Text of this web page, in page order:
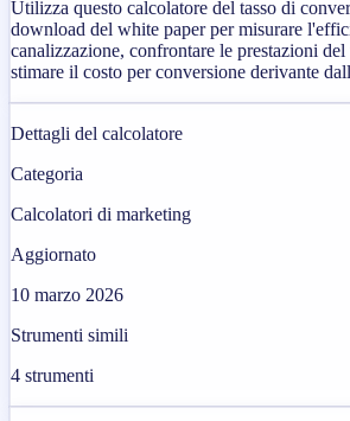
Utilizza questo calcolatore del tasso di
download del white paper per misurare
canalizzazione, confrontare le prestazioni
stimare il costo per conversione derivante
Dettagli del calcolatore
Categoria
Calcolatori di marketing
Aggiornato
10 marzo 2026
Strumenti simili
4 strumenti